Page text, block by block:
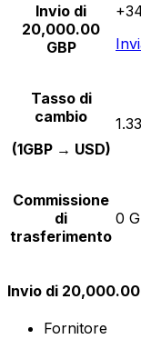
Invio di
20,000.00
GBP
Tasso di
cambio
(1GBP → USD)
Commissione
di
trasferimento
0
Invio di 20,000.00
Fornitore